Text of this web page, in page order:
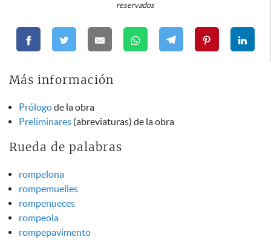
reservados
Más información
Prólogode la obra
Preliminares (abreviaturas) de la obra
Rueda de palabras
rompelona
rompemuelles
rompenueces
rompeola
rompepavimento